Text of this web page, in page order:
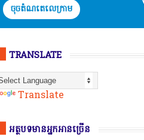
ចុចតំណតេលេក្រាម
TRANSLATE
Translate
អត្ថបទមានអ្នកអានច្រើន